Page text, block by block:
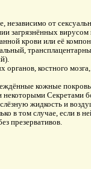
от
загрязнённых вирусом
крови или её
костного
кожные
некоторыми Секретами
жидкость и
в том случае, если в
презервативов.